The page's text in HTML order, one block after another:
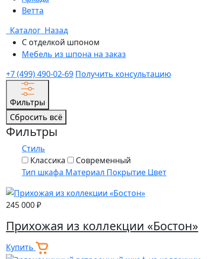
Ветта
Каталог Назад
С отделкой шпоном
Мебель из шпона на заказ
+7 (499) 490-02-69 Получить консультацию
Фильтры
Сбросить всё
Фильтры
Стиль
Классика
Современный
Тип шкафа Материал Покрытие Цвет
245 000 ₽
Прихожая из коллекции «Бостон»
Купить